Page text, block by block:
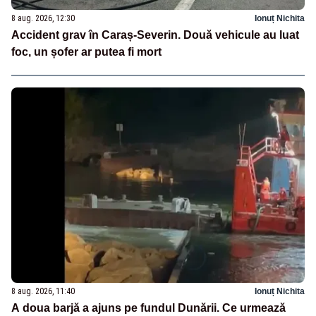
8 aug. 2026, 12:30 Ionuț Nichita
Accident grav în Caraș-Severin. Două vehicule au luat
foc, un șofer ar putea fi mort
8 aug. 2026, 11:40 Ionuț Nichita
A doua barjă a ajuns pe fundul Dunării. Ce urmează